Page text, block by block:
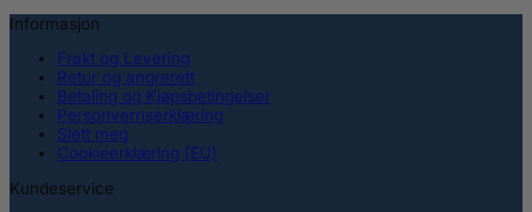
Informasjon
Frakt og Levering
Retur og angrerett
Betaling og Kjøpsbetingelser
Personvernserklæring
Slett meg
Cookieerklæring (EU)
Kundeservice